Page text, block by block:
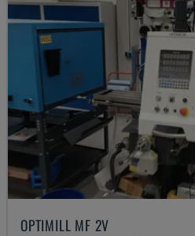
OPTIMILL MF 2V